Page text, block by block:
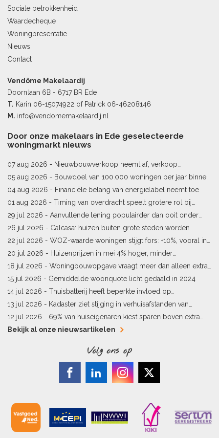
Sociale betrokkenheid
Waardecheque
Woningpresentatie
Nieuws
Contact
Vendôme Makelaardij
Doornlaan 6B - 6717 BR Ede
T. Karin 06-15074922 of Patrick 06-46208146
M. info@vendomemakelaardij.nl
Door onze makelaars in Ede geselecteerde
woningmarkt nieuws
07 aug 2026 - Nieuwbouwverkoop neemt af, verkoop
bestaande woningen stijgt
05 aug 2026 - Bouwdoel van 100.000 woningen per jaar binnen
bereik
04 aug 2026 - Financiële belang van energielabel neemt toe
01 aug 2026 - Timing van overdracht speelt grotere rol bij
woningprijs
29 jul 2026 - Aanvullende lening populairder dan ooit onder
starters
26 jul 2026 - Calcasa: huizen buiten grote steden worden
sneller meer waard
22 jul 2026 - WOZ-waarde woningen stijgt fors: +10%, vooral in
Limburg en Pekela
20 jul 2026 - Huizenprijzen in mei 4% hoger, minder
woningverkopen
18 jul 2026 - Woningbouwopgave vraagt meer dan alleen extra
vergunningen
15 jul 2026 - Gemiddelde woonquote licht gedaald in 2024
14 jul 2026 - Thuisbatterij heeft beperkte invloed op
energielabel
13 jul 2026 - Kadaster ziet stijging in verhuisafstanden van
kopers
12 jul 2026 - 69% van huiseigenaren kiest sparen boven extra
hypotheekaflossing
Bekijk al onze nieuwsartikelen
Volg ons op